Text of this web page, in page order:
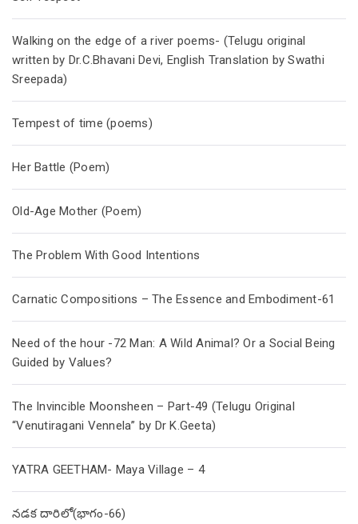
Walking on the edge of a river poems- (Telugu original
written by Dr.C.Bhavani Devi, English Translation by Swathi
Sreepada)
Tempest of time (poems)
Her Battle (Poem)
Old-Age Mother (Poem)
The Problem With Good Intentions
Carnatic Compositions – The Essence and Embodiment-61
Need of the hour -72 Man: A Wild Animal? Or a Social Being
Guided by Values?
The Invincible Moonsheen – Part-49 (Telugu Original
“Venutiragani Vennela” by Dr K.Geeta)
YATRA GEETHAM- Maya Village – 4
నడక దారిలో(భాగం-66)